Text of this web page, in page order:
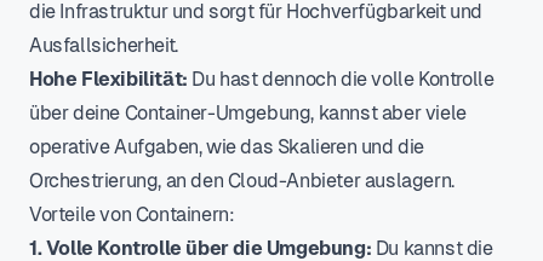
die Infrastruktur und sorgt für Hochverfügbarkeit und
Ausfallsicherheit.
Hohe Flexibilität: Du hast dennoch die volle Kontrolle
über deine Container-Umgebung, kannst aber viele
operative Aufgaben, wie das Skalieren und die
Orchestrierung, an den Cloud-Anbieter auslagern.
Vorteile von Containern:
1. Volle Kontrolle über die Umgebung: Du kannst die